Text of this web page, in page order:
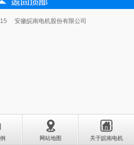
安徽皖南电机股份有限公司
网站地图 关于皖南电机